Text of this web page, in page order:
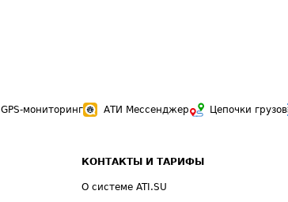
GPS-мониторинг АТИ Мессенджер Цепочки грузов
КОНТАКТЫ И ТАРИФЫ
О системе ATI.SU